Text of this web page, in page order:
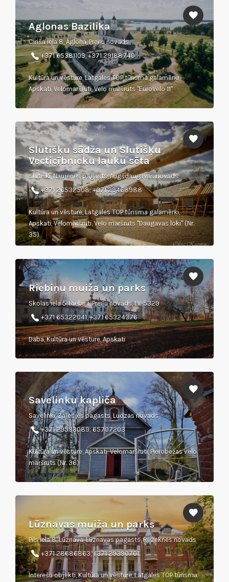
Aglonas Bazilika
Ciriša iela 8, Aglona, Preiļu novads
+371 65381109, +371 29188740
Kultūra un vēsture, Latgales TOP tūrisma galamērķi,
Apskati, Velomaršruti, Velo maršruts "EuroVelo 11"
Slutišķu sādža un Slutišķu
Vecticībnieku lauku sēta
Slutiški, Naujenes pagasts, Augšdaugavas novads
+371 26532508; +371 29468988
Kultūra un vēsture, Latgales TOP tūrisma galamērķi,
Apskati, Velomaršruti, Velo maršruts "Daugavas loki" (Nr.
35)
Riebiņu muiža un parks
Skolas iela 5, Riebiņi, Preiļu novads, LV-5329
+371 65322041, +371 65324376
Daba, Kultūra un vēsture, Apskati
Savelinku kapliča
Savelinki, Zaļesjes pagasts, Ludzas novads
+371 29593089; 65707203
Kultūra un vēsture, Apskati, Velomaršruti, Pierobežas velo
maršruts (Nr. 36)
Lūznavas muiža un parks
Pils iela 8, Lūznava, Lūznavas pagasts, Rēzeknes novads
+371 28686863, +371 29390701
Interešu objekti, Kultūra un vēsture, Latgales TOP tūrisma